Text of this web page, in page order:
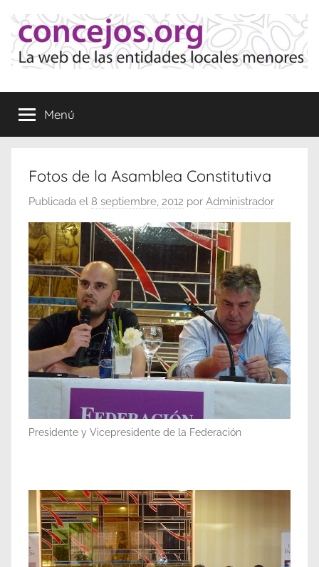
contenido
Concejos
de
las
Locales
Menores
Menú
Fotos de la Asamblea Constitutiva
Publicada el 8 septiembre, 2012 por Administrador
Presidente y Vicepresidente de la Federación